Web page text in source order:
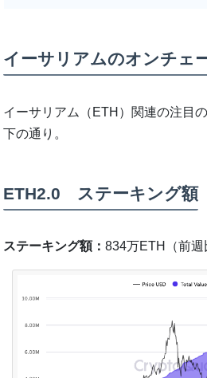
イーサリアムのオンチェ
イーサリアム（ETH）関連の注目
下の通り。
ETH2.0 ステーキング額
ステーキング額：834万ETH（前週